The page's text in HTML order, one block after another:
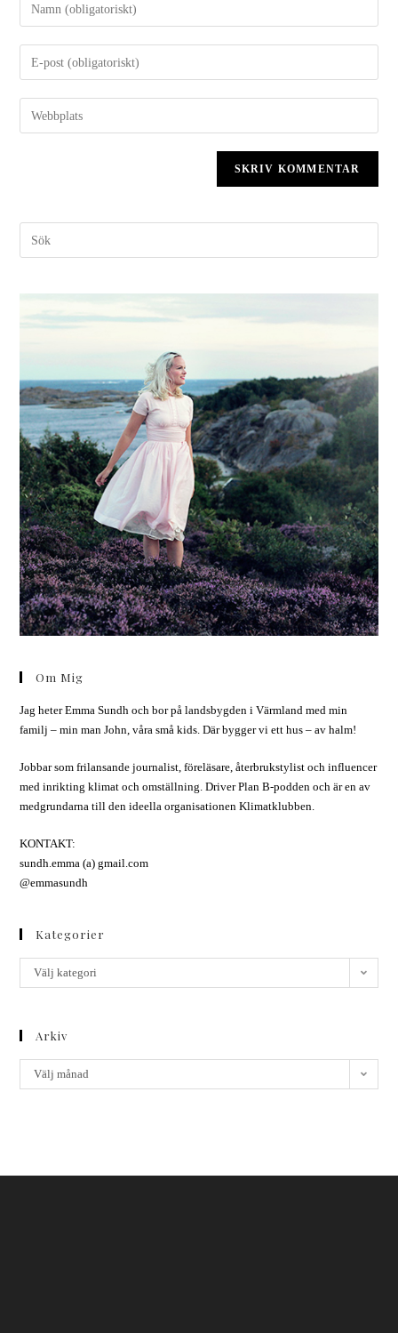
Om Mig
Jag heter Emma Sundh och bor på landsbygden i Värmland med min
familj – min man John, våra små kids. Där bygger vi ett hus – av halm!
Jobbar som frilansande journalist, föreläsare, återbrukstylist och influencer
med inrikting klimat och omställning. Driver Plan B-podden och är en av
medgrundarna till den ideella organisationen Klimatklubben.
KONTAKT:
sundh.emma (a) gmail.com
@emmasundh
Kategorier
Välj kategori
Arkiv
Välj månad